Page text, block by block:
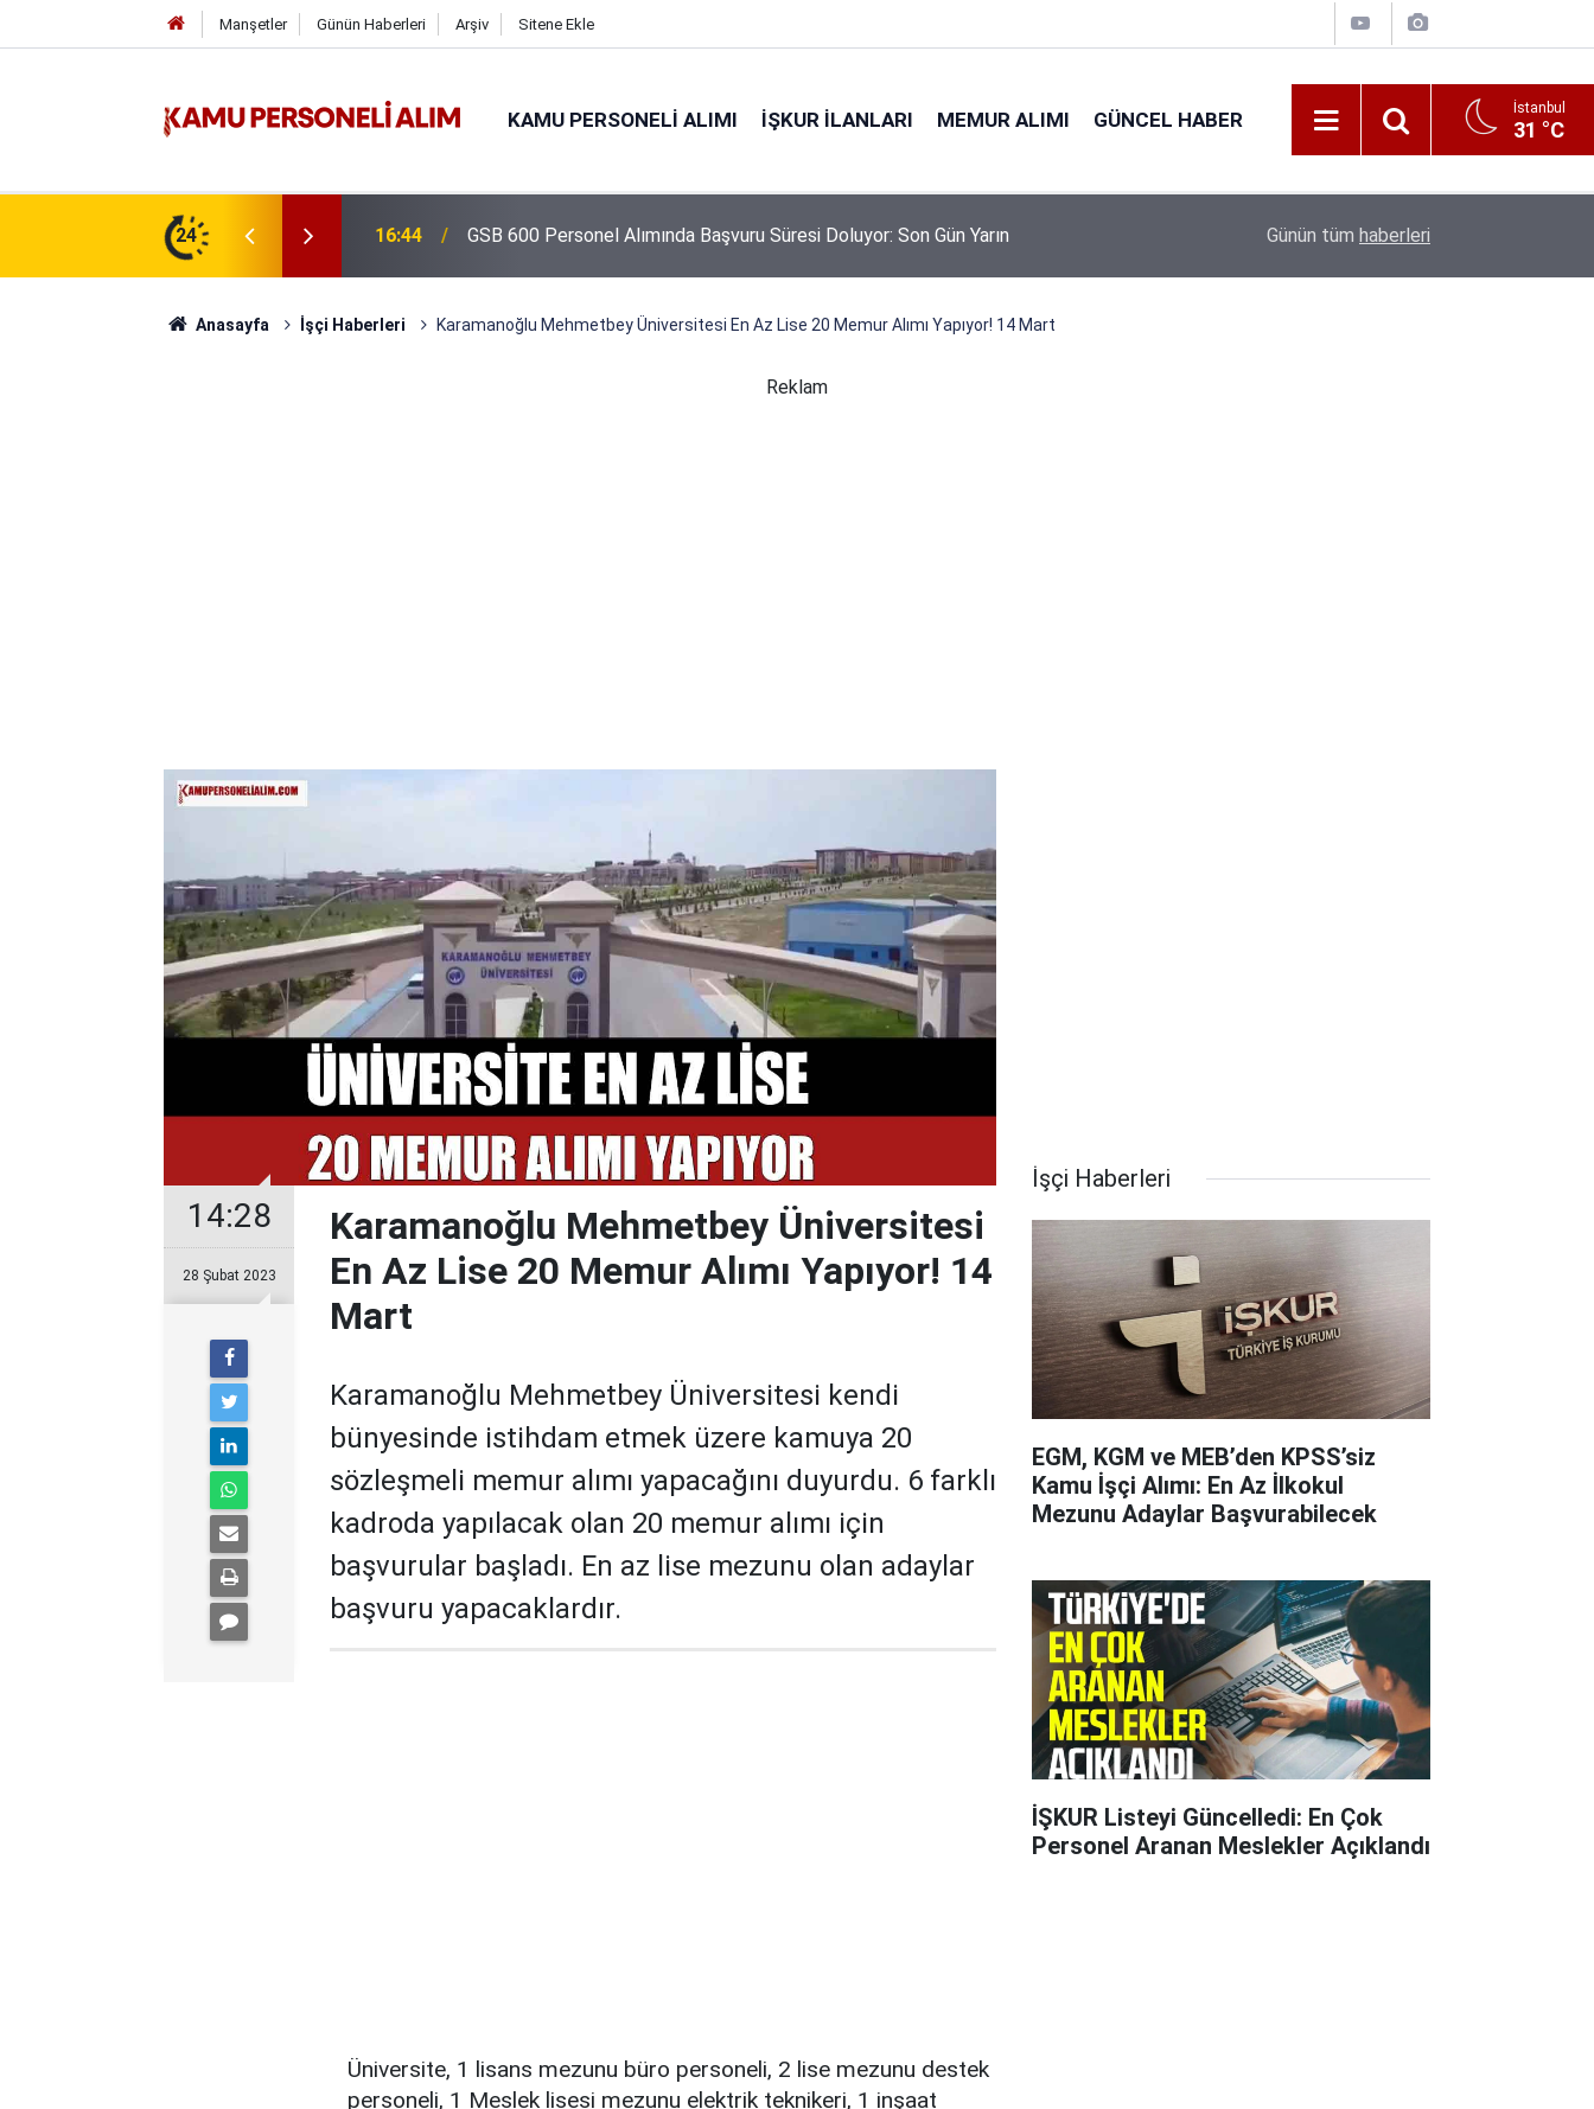
Manşetler Günün Haberleri Arşiv Sitene Ekle
KAMU PERSONELI ALIMI İŞKUR İLANLARI MEMUR ALIMI GÜNCEL HABER İstanbul
31 °C
24
Gündemde! Bakan Çiftçi Süreci
16:44 GSB 600 Personel Alımında Başvuru Süresi Doluyor: Son Gün Yarın Kıyı Emniyeti Genel Müdürlüğü 26 İşçi Alımı
Günün tüm haberleri
Anasayfa İşçi Haberleri Karamanoğlu Mehmetbey Üniversitesi En Az Lise 20 Memur Alımı Yapıyor! 14 Mart
Reklam
14:28
28 Şubat 2023
Karamanoğlu Mehmetbey Üniversitesi
En Az Lise 20 Memur Alımı Yapıyor! 14
Mart
Karamanoğlu Mehmetbey Üniversitesi kendi
bünyesinde istihdam etmek üzere kamuya 20
sözleşmeli memur alımı yapacağını duyurdu. 6 farklı
kadroda yapılacak olan 20 memur alımı için
başvurular başladı. En az lise mezunu olan adaylar
başvuru yapacaklardır.
Üniversite, 1 lisans mezunu büro personeli, 2 lise mezunu destek
personeli, 1 Meslek lisesi mezunu elektrik teknikeri, 1 inşaat
İşçi Haberleri
EGM, KGM ve MEB’den KPSS’siz
Kamu İşçi Alımı: En Az İlkokul
Mezunu Adaylar Başvurabilecek
İŞKUR Listeyi Güncelledi: En Çok
Personel Aranan Meslekler Açıklandı